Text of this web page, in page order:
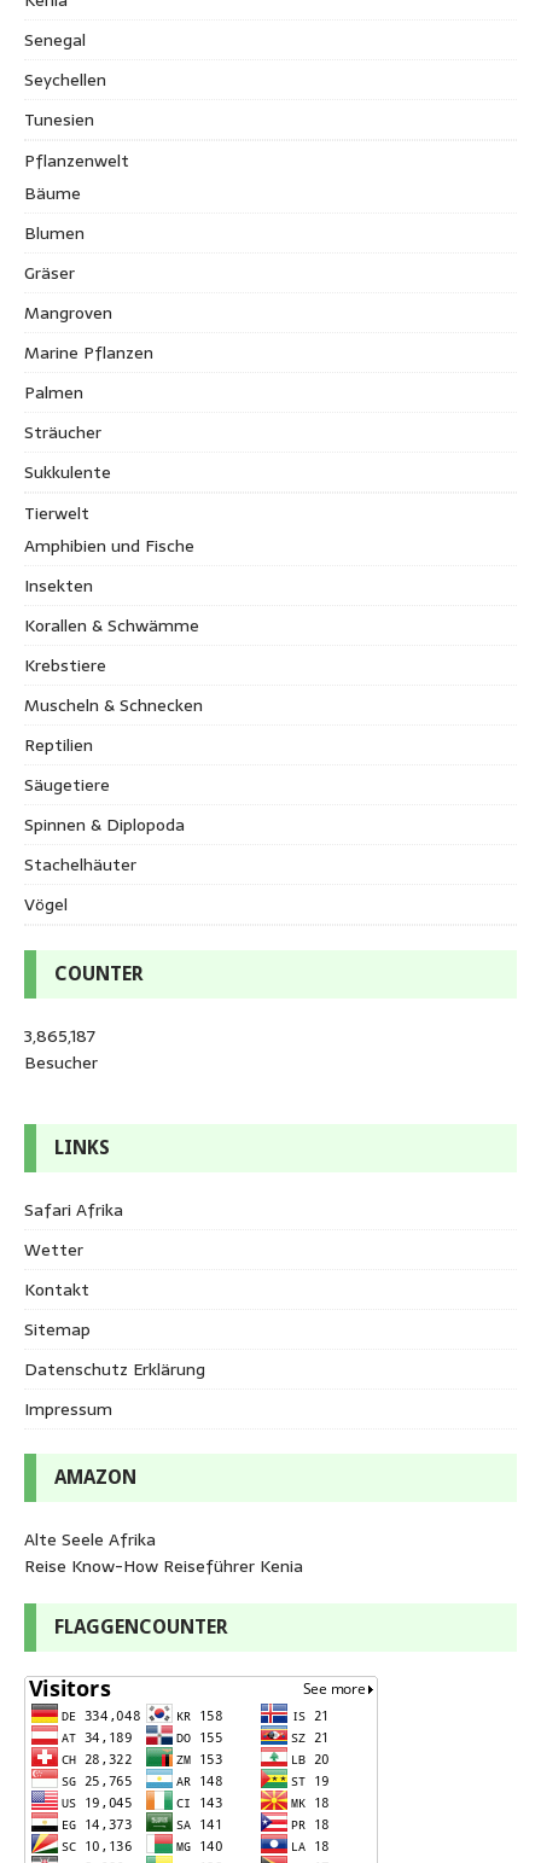
Senegal
Seychellen
Tunesien
Pflanzenwelt
Bäume
Blumen
Gräser
Mangroven
Marine Pflanzen
Palmen
Sträucher
Sukkulente
Tierwelt
Amphibien und Fische
Insekten
Korallen & Schwämme
Krebstiere
Muscheln & Schnecken
Reptilien
Säugetiere
Spinnen & Diplopoda
Stachelhäuter
Vögel
COUNTER
3,865,187
Besucher
LINKS
Safari Afrika
Wetter
Kontakt
Sitemap
Datenschutz Erklärung
Impressum
AMAZON
Alte Seele Afrika
Reise Know-How Reiseführer Kenia
FLAGGENCOUNTER